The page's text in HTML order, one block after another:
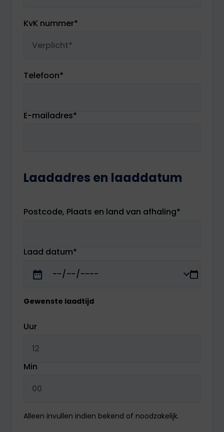
KvK nummer*
Telefoon*
E-mailadres*
Laadadres en laaddatum
Postcode, Plaats en land van afhaling*
Laad datum*
Gewenste laadtijd
Uur
Min
Alleen invullen indien bekend of noodzakelijk.